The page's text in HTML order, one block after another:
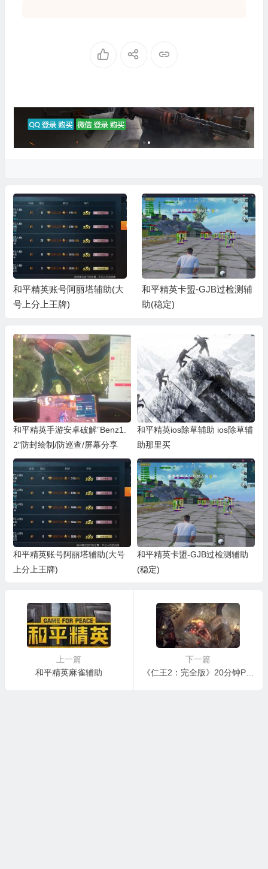
和平精英账号阿丽塔辅助(大
号上分上王牌)
和平精英卡盟-GJB过检测辅
助(稳定)
和平精英手游安卓破解”Benz1.
2″防封绘制/防巡查/屏幕分享
和平精英ios除草辅助 ios除草辅
助那里买
和平精英账号阿丽塔辅助(大号
上分上王牌)
和平精英卡盟-GJB过检测辅助
(稳定)
上一篇
和平精英麻雀辅助
下一篇
《仁王2：完全版》20分钟PC实机演示 60FPS、1440p运行稳定